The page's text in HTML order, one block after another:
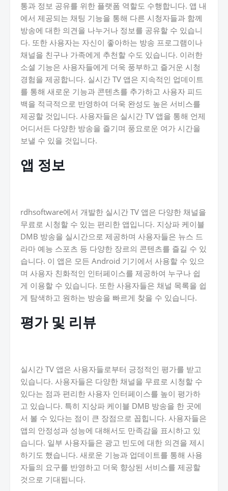
통과 정보 공유를 위한 플랫폼 역할도 수행합니다. 앱 내
에서 제공되는 채팅 기능을 통해 다른 시청자들과 함께
방송에 대한 의견을 나누거나 정보를 공유할 수 있습니
다. 또한 사용자는 자신이 좋아하는 방송 프로그램이나
채널을 친구나 가족에게 추천할 수도 있습니다. 이러한
소셜 기능은 사용자들에게 더욱 풍부하고 즐거운 시청
경험을 제공합니다. 실시간 TV 앱은 지속적인 업데이트
를 통해 새로운 기능과 콘텐츠를 추가하고 사용자 피드
백을 적극적으로 반영하여 더욱 완성도 높은 서비스를
제공할 것입니다. 사용자들은 실시간 TV 앱을 통해 언제
어디서든 다양한 방송을 즐기며 풍요로운 여가 시간을
보낼 수 있을 것입니다.
앱 정보
rdhsoftware에서 개발한 실시간 TV 앱은 다양한 채널을
무료로 시청할 수 있는 편리한 앱입니다. 지상파 케이블
DMB 방송을 실시간으로 제공하며 사용자들은 뉴스 드
라마 예능 스포츠 등 다양한 장르의 콘텐츠를 즐길 수 있
습니다. 이 앱은 모든 Android 기기에서 사용할 수 있으
며 사용자 친화적인 인터페이스를 제공하여 누구나 쉽
게 이용할 수 있습니다. 또한 사용자들은 채널 목록을 쉽
게 탐색하고 원하는 방송을 빠르게 찾을 수 있습니다.
평가 및 리뷰
실시간 TV 앱은 사용자들로부터 긍정적인 평가를 받고
있습니다. 사용자들은 다양한 채널을 무료로 시청할 수
있다는 점과 편리한 사용자 인터페이스를 높이 평가하
고 있습니다. 특히 지상파 케이블 DMB 방송을 한 곳에
서 볼 수 있다는 점이 큰 장점으로 꼽힙니다. 사용자들은
앱의 안정성과 성능에 대해서도 만족감을 표시하고 있
습니다. 일부 사용자들은 광고 빈도에 대한 의견을 제시
하기도 했습니다. 새로운 기능과 업데이트를 통해 사용
자들의 요구를 반영하고 더욱 향상된 서비스를 제공할
것으로 기대됩니다.